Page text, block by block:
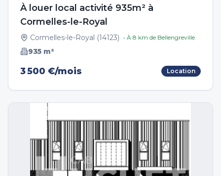
À louer local activité 935m² à
Cormelles-le-Royal
Cormelles-le-Royal (14123) • À 8 km de Bellengreville
935 m²
3 500 €/mois Location